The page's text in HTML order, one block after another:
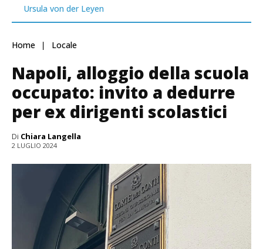
Ursula von der Leyen
Home Locale
Napoli, alloggio della scuola
occupato: invito a dedurre
per ex dirigenti scolastici
Di Chiara Langella
2 LUGLIO 2024